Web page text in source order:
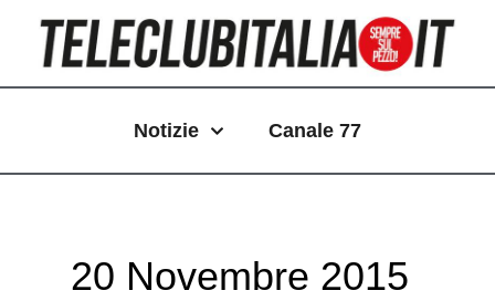
contenuto
Notizie Canale 77
20 Novembre 2015
articoli